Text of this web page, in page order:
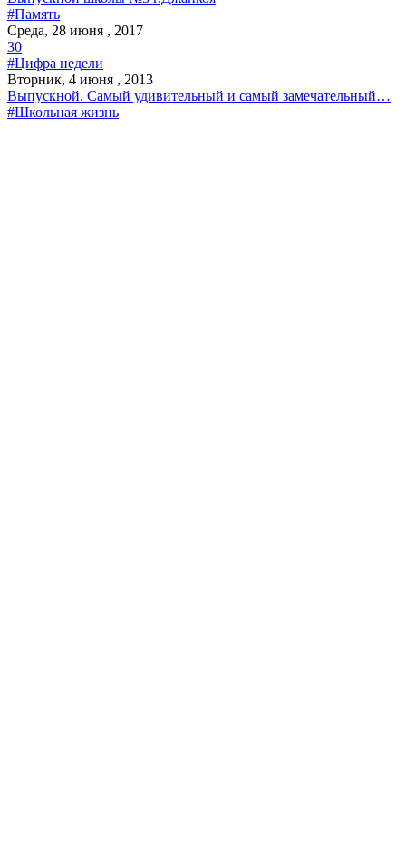
#Память
Среда, 28 июня , 2017
30
#Цифра недели
Вторник, 4 июня , 2013
Выпускной. Самый удивительный и самый замечательный…
#Школьная жизнь